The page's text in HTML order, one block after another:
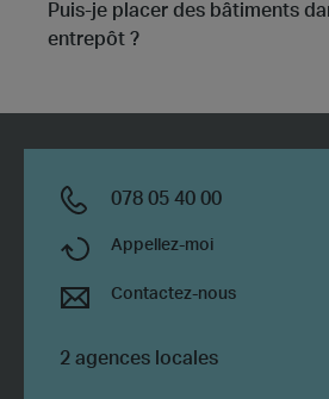
Puis-je placer des bâtiments
entrepôt ?
078 05 40 00
Appellez-moi
Contactez-nous
2 agences locales